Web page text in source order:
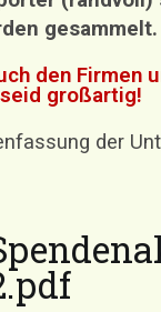
gesammelt.
den Firmen
großartig!
der